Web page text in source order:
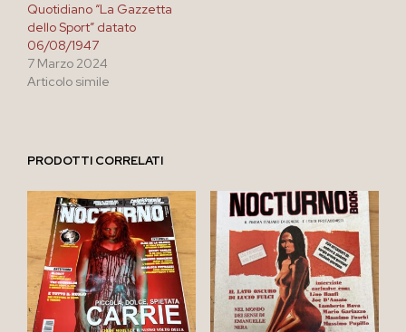
Quotidiano “La Gazzetta
dello Sport” datato
06/08/1947
7 Marzo 2024
Articolo simile
PRODOTTI CORRELATI